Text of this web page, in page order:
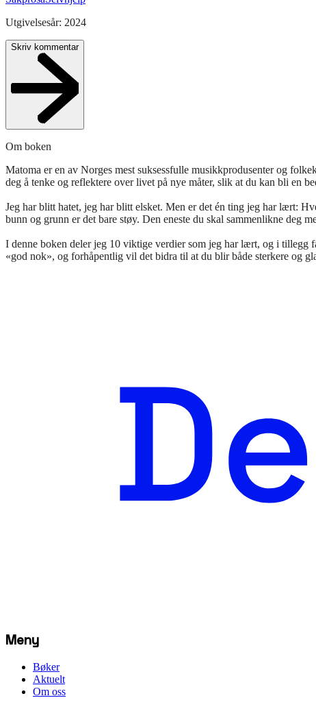
Utgivelsesår: 2024
Skriv kommentar
Om boken
Matoma er en av Norges mest suksessfulle musikkprodusenter og
deg å tenke og reflektere over livet på nye måter, slik at du kan bli en
Jeg har blitt hatet, jeg har blitt elsket. Men er det én ting jeg har lært:
bunn og grunn er det bare støy. Den eneste du skal sammenlikne deg
I denne boken deler jeg 10 viktige verdier som jeg har lært, og i tillegg
«god nok», og forhåpentlig vil det bidra til at du blir både sterkere og
Meny
Bøker
Aktuelt
Om oss